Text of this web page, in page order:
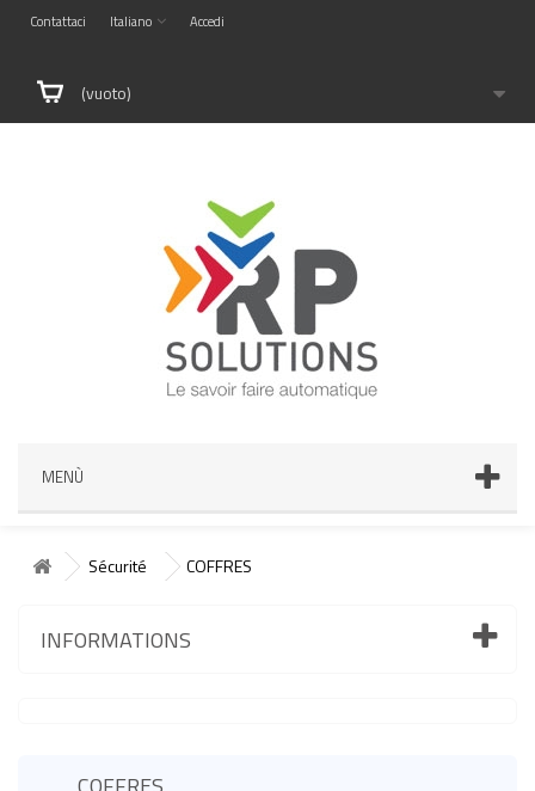
Contattaci Italiano Accedi
(vuoto)
MENÙ
Sécurité COFFRES
INFORMATIONS